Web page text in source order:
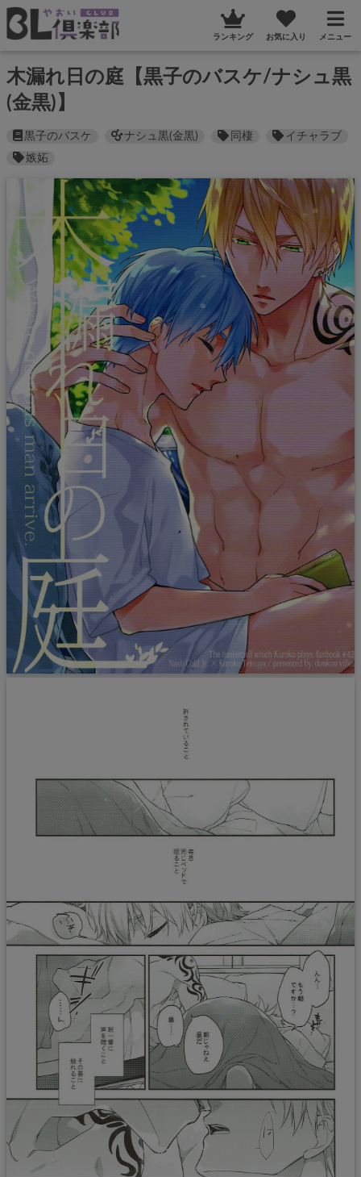
ランキング お気に入り メニュー
木漏れ日の庭【黒子のバスケ/ナシュ黒
(金黒)】
黒子のバスケ ナシュ黒(金黒) 同棲
イチャラブ
嫉妬